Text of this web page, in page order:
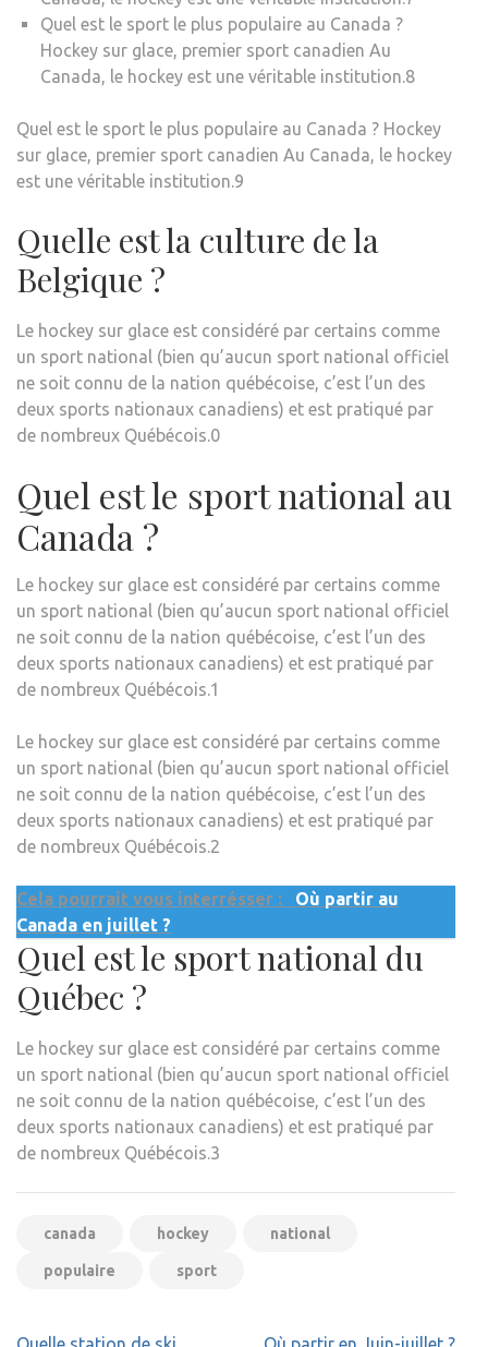
Quel est le sport le plus populaire au Canada ?
Hockey sur glace, premier sport canadien Au
Canada, le hockey est une véritable institution.8
Quel est le sport le plus populaire au Canada ? Hockey
sur glace, premier sport canadien Au Canada, le hockey
est une véritable institution.9
Quelle est la culture de la
Belgique ?
Le hockey sur glace est considéré par certains comme
un sport national (bien qu’aucun sport national officiel
ne soit connu de la nation québécoise, c’est l’un des
deux sports nationaux canadiens) et est pratiqué par
de nombreux Québécois.0
Quel est le sport national au
Canada ?
Le hockey sur glace est considéré par certains comme
un sport national (bien qu’aucun sport national officiel
ne soit connu de la nation québécoise, c’est l’un des
deux sports nationaux canadiens) et est pratiqué par
de nombreux Québécois.1
Le hockey sur glace est considéré par certains comme
un sport national (bien qu’aucun sport national officiel
ne soit connu de la nation québécoise, c’est l’un des
deux sports nationaux canadiens) et est pratiqué par
de nombreux Québécois.2
Cela pourrait vous interrésser :
Où partir au
Canada en juillet ?
Quel est le sport national du
Québec ?
Le hockey sur glace est considéré par certains comme
un sport national (bien qu’aucun sport national officiel
ne soit connu de la nation québécoise, c’est l’un des
deux sports nationaux canadiens) et est pratiqué par
de nombreux Québécois.3
canada hockey national
populaire sport